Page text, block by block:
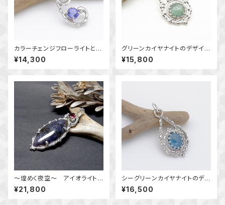
カラーチェンジフローライトとモ
アサナイトの唐草ペンダント
～表情を変える草木の雫～
天然石アクセサリー 一点物
¥14,300
グリーンカイヤナイトのデザイン
ペンダント ～翠雨の追憶～
天然石アクセサリー 一点物
¥15,800
～煌めく夜空～ アイオライトサ
ンストーンとロードライトガーネ
ットのデザインペンダント 天然
石アクセサリー 一点物 mac
¥21,800
シーグリーンカイヤナイトのデザ
インペンダント ～蒼雨の追憶
～ 天然石アクセサリー 一
点物
¥16,500